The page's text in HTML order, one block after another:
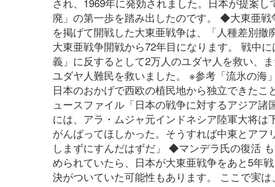
廃」の第一歩を踏み出したのです。 ◆大東亜
を掲げて開戦した大東亜戦争は、「人種差別
大東亜戦争開戦から72年目になります。 戦中
義」に反するとして2万人のユダヤ人を救い、
ユダヤ人難民を救いました。 ※参考「流氷の
日本のおかげで西欧の植民地から独立できた
ュースファイル「日本の戦争に対するアジア
には、アラ・ムジャ元インドネシア陸軍大将
がんばってほしかった。そうすれば中東とア
しまずにすんだはずだ」 ◆マンデラ氏の復活
められていたら、日本が大東亜戦争をあと5年
決がついていた可能性もあります。 ここで実